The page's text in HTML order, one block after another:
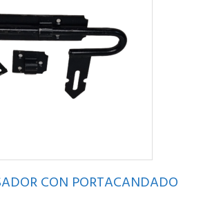
CON PORTACANDADO